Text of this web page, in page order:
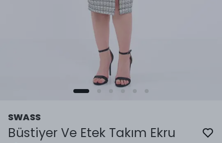
SWASS
Büstiyer Ve Etek Takım Ekru